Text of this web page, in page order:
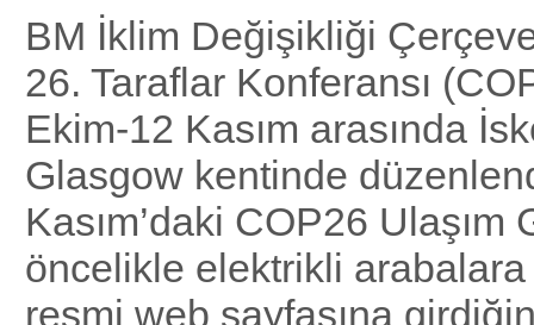
BM İklim Değişikliği
26. Taraflar Konferansı
Ekim-12 Kasım arasında
Glasgow kentinde
Kasım’daki COP26 Ulaşım
öncelikle elektrikli arabalara
resmi web sayfasına